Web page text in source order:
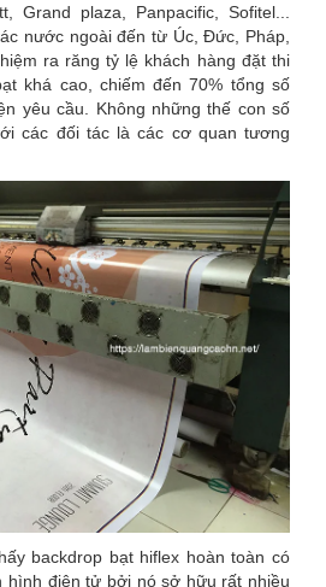
Grand plaza, Panpacific, Sofitel...
nước ngoài đến từ Úc, Đức, Pháp,
ra răng tỷ lệ khách hàng đặt thi
khá cao, chiếm đến 70% tổng số
yêu cầu. Không những thế con số
các đối tác là các cơ quan tương
backdrop bạt hiflex hoàn toàn có
hình điện tử bởi nó sở hữu rất nhiều